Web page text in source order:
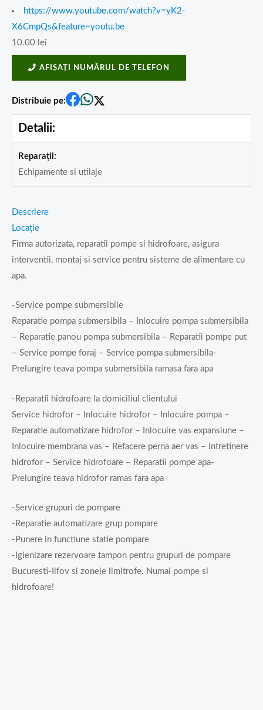
https://www.youtube.com/watch?v=yK2-
X6CmpQs&feature=youtu.be
10.00 lei
AFIȘAȚI NUMĂRUL DE TELEFON
Distribuie pe:
Detalii:
Reparații:
Echipamente si utilaje
Descriere
Locație
Firma autorizata, reparatii pompe si hidrofoare, asigura
interventii, montaj si service pentru sisteme de alimentare cu
apa.
-Service pompe submersibile
Reparatie pompa submersibila – Inlocuire pompa submersibila
– Reparatie panou pompa submersibila – Reparatii pompe put
– Service pompe foraj – Service pompa submersibila-
Prelungire teava pompa submersibila ramasa fara apa
-Reparatii hidrofoare la domiciliul clientului
Service hidrofor – Inlocuire hidrofor – Inlocuire pompa –
Reparatie automatizare hidrofor – Inlocuire vas expansiune –
Inlocuire membrana vas – Refacere perna aer vas – Intretinere
hidrofor – Service hidrofoare – Reparatii pompe apa-
Prelungire teava hidrofor ramas fara apa
-Service grupuri de pompare
-Reparatie automatizare grup pompare
-Punere in functiune statie pompare
-Igienizare rezervoare tampon pentru grupuri de pompare
Bucuresti-Ilfov si zonele limitrofe. Numai pompe si
hidrofoare!